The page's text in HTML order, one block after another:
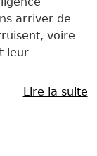
arriver de
voire
leur
Lire la suite